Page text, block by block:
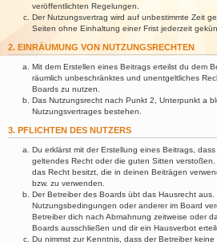
veröffentlichten Regelungen.
Der Nutzungsvertrag wird auf unbestimmte Zeit
Seiten ohne Einhaltung einer Frist jederzeit
2. EINRÄUMUNG VON NUTZUNGSRECHTEN
Mit dem Erstellen eines Beitrags erteilst du dem
räumlich unbeschränktes und unentgeltliches
Boards zu nutzen.
Das Nutzungsrecht nach Punkt 2, Unterpunkt a
Nutzungsvertrages bestehen.
3. PFLICHTEN DES NUTZERS
Du erklärst mit der Erstellung eines Beitrags,
geltendes Recht oder die guten Sitten
das Recht besitzt, die in deinen Beiträgen
bzw. zu verwenden.
Der Betreiber des Boards übt das Hausrecht
Nutzungsbedingungen oder anderer im Board
Betreiber dich nach Abmahnung zeitweise oder
Boards ausschließen und dir ein Hausverbot
Du nimmst zur Kenntnis, dass der Betreiber